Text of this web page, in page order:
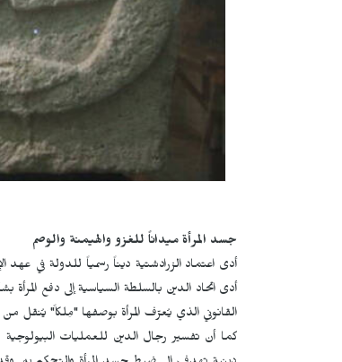
جسد المرأة ميداناً للغزو والهيمنة والوصم
أدى اعتماد الزرادشتية ديناً رسمياً للدولة في عهد
أدى اتحاد الدين بالسلطة السياسية إلى دفع
القانوني الذي يُعرّف المرأة بوصفها "مِلكاً" يُنقل من
كما أن تفسير رجال الدين للعمليات